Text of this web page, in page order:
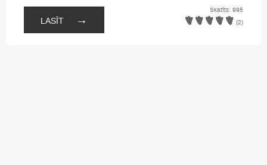
LASĪT →
Skatīts: 995
(2)